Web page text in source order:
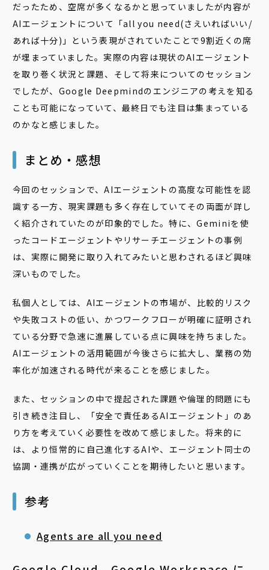
だったため、空席が多くなるかと思っていましたが内容が
AIエージェントについて「all you need(さえいればいい/
あれば十分)」という表現がされていたことで9割近くの席
が埋まっていました。実際の内容は現状のAIエージェント
を取り巻く状況と課題、そして将来についてのセッション
でしたが、Google Deepmindのエンジニアの考えを知る
ことも可能になっていて、最終日でも注目は集まっている
のかなと感じました。
まとめ・感想
今回のセッションで、AIエージェントの高度な可能性を認
識する一方、現実課題も多く存在していてその両面が詳し
く紹介されていたのが印象的でした。特に、Geminiを使
ったコードエージェントやリサーチエージェントの事例
は、実際に開発に取り入れてみたいと思わされるほど興味
深いものでした。
私個人としては、AIエージェントの市場が、比較的リスク
や失敗コストの低い、かつワークフローが明確に証明され
ている分野で急速に進展している点に興味を持ちました。
AIエージェントの活用範囲が今後さらに拡大し、業務の効
率化が加速される時代が来ることを感じました。
また、セッションの中で提起された課題や倫理的問題にも
引き続き注目し、「安全で責任あるAIエージェント」のあ
り方を考えていく必要性を改めて感じました。将来的に
は、より恒常的に自己進化するAIや、エージェント同士の
協調・連携が広がっていくことを期待したいと思います。
参考
Agents are all you need